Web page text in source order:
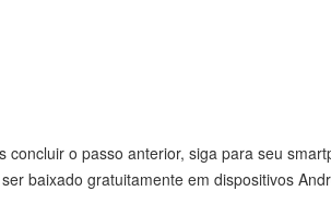
concluir o passo anterior, siga para seu
baixado gratuitamente em dispositivos